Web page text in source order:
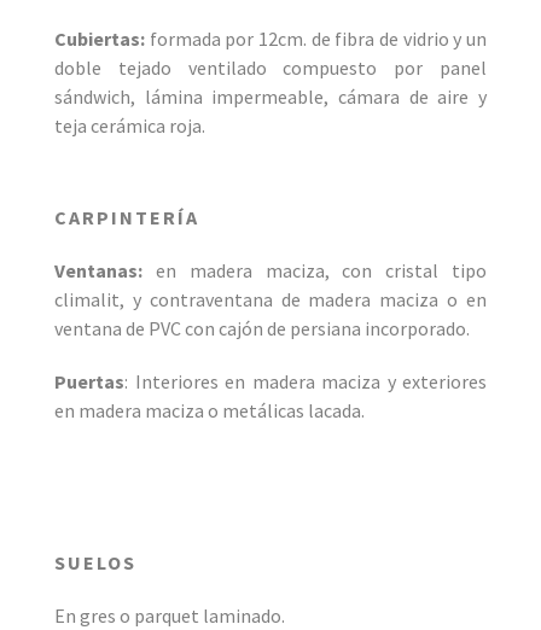
Cubiertas: formada por 12cm. de fibra de vidrio y un
doble tejado ventilado compuesto por panel
sándwich, lámina impermeable, cámara de aire y
teja cerámica roja.
CARPINTERÍA
Ventanas: en madera maciza, con cristal tipo
climalit, y contraventana de madera maciza o en
ventana de PVC con cajón de persiana incorporado.
Puertas: Interiores en madera maciza y exteriores
en madera maciza o metálicas lacada.
SUELOS
En gres o parquet laminado.